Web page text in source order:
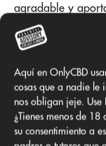
Aquí en OnlyCBD
cosas que a nadie le
nos obligan jeje.
¿Tienes menos de
su consentimiento a
agradable y
reducción de los
más el alivio de
afecten la
emocional.